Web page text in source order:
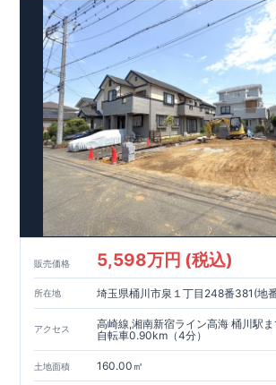
家族のコミュニケーションが途切れないフル
を採用
販売価格 5,598万円 (税込)
所在地 埼玉県桶川市泉１丁目248番381(地
アクセス
高崎線,湘南新宿ライン高海 桶川駅
自転車0.90km（4分）
土地面積 160.00㎡